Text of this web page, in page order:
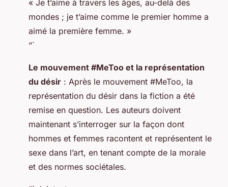
« Je t’aime à travers les âges, au-delà des
mondes ; je t’aime comme le premier homme a
aimé la première femme. »
“`
Le mouvement #MeToo et la représentation
du désir : Après le mouvement #MeToo, la
représentation du désir dans la fiction a été
remise en question. Les auteurs doivent
maintenant s’interroger sur la façon dont
hommes et femmes racontent et représentent le
sexe dans l’art, en tenant compte de la morale
et des normes sociétales.